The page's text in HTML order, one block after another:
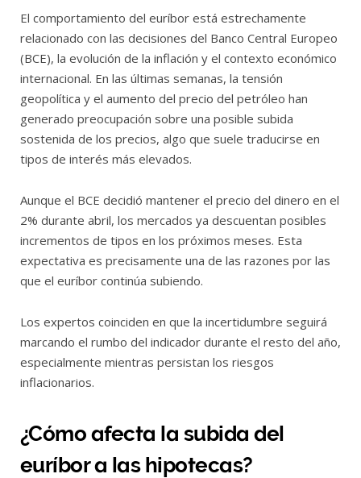
El comportamiento del euríbor está estrechamente
relacionado con las decisiones del Banco Central Europeo
(BCE), la evolución de la inflación y el contexto económico
internacional. En las últimas semanas, la tensión
geopolítica y el aumento del precio del petróleo han
generado preocupación sobre una posible subida
sostenida de los precios, algo que suele traducirse en
tipos de interés más elevados.
Aunque el BCE decidió mantener el precio del dinero en el
2% durante abril, los mercados ya descuentan posibles
incrementos de tipos en los próximos meses. Esta
expectativa es precisamente una de las razones por las
que el euríbor continúa subiendo.
Los expertos coinciden en que la incertidumbre seguirá
marcando el rumbo del indicador durante el resto del año,
especialmente mientras persistan los riesgos
inflacionarios.
¿Cómo afecta la subida del
euríbor a las hipotecas?